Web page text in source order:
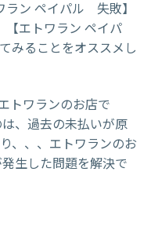
ラン ペイパル 失敗】
【エトワラン ペイパ
みることをオススメし
トワランのお店で
、過去の未払いが原
、、、エトワランのお
生した問題を解決で